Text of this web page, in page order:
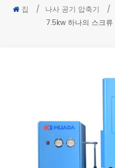
집 / 나사 공기 압축기 /
7.5kw 하나의 스크